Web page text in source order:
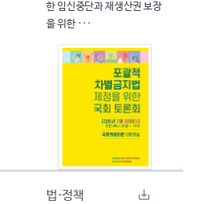
한 임신중단과 재생산권 보장
을 위한 ···
법·정책